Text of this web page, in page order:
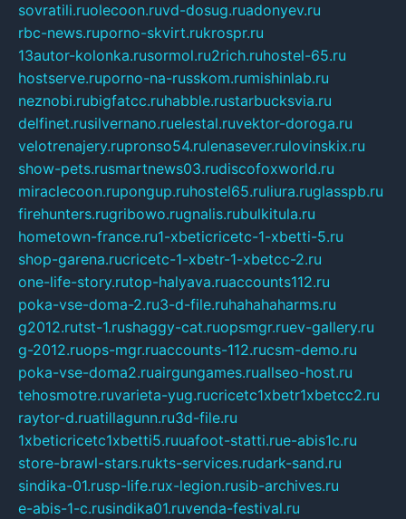
sovratili.ruolecoon.ruvd-dosug.ruadonyev.ru
rbc-news.ruporno-skvirt.rukrospr.ru
13autor-kolonka.rusormol.ru2rich.ruhostel-65.ru
hostserve.ruporno-na-russkom.rumishinlab.ru
neznobi.rubigfatcc.ruhabble.rustarbucksvia.ru
delfinet.rusilvernano.ruelestal.ruvektor-doroga.ru
velotrenajery.rupronso54.rulenasever.rulovinskix.ru
show-pets.rusmartnews03.rudiscofoxworld.ru
miraclecoon.rupongup.ruhostel65.ruliura.ruglasspb.ru
firehunters.rugribowo.rugnalis.rubulkitula.ru
hometown-france.ru1-xbeticricetc-1-xbetti-5.ru
shop-garena.rucricetc-1-xbetr-1-xbetcc-2.ru
one-life-story.rutop-halyava.ruaccounts112.ru
poka-vse-doma-2.ru3-d-file.ruhahahaharms.ru
g2012.rutst-1.rushaggy-cat.ruopsmgr.ruev-gallery.ru
g-2012.ruops-mgr.ruaccounts-112.rucsm-demo.ru
poka-vse-doma2.ruairgungames.ruallseo-host.ru
tehosmotre.ruvarieta-yug.rucricetc1xbetr1xbetcc2.ru
raytor-d.ruatillagunn.ru3d-file.ru
1xbeticricetc1xbetti5.ruuafoot-statti.rue-abis1c.ru
store-brawl-stars.rukts-services.rudark-sand.ru
sindika-01.rusp-life.rux-legion.rusib-archives.ru
e-abis-1-c.rusindika01.ruvenda-festival.ru